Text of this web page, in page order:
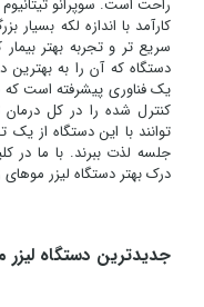
راحت است. سوپرانو
کارآمد با اندازه لکه
سریع تر و تجربه بهتر
دستگاه که آن را به بهترین
یک فناوری پیشرفته است
کنترل شده را در کل
توانند با این دستگاه از
جلسه لذت ببرند. با ما در
درک بهتر دستگاه لیزر
جدیدترین دستگاه لیزر